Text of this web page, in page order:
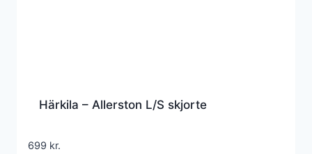
Härkila – Allerston L/S skjorte
699 kr.